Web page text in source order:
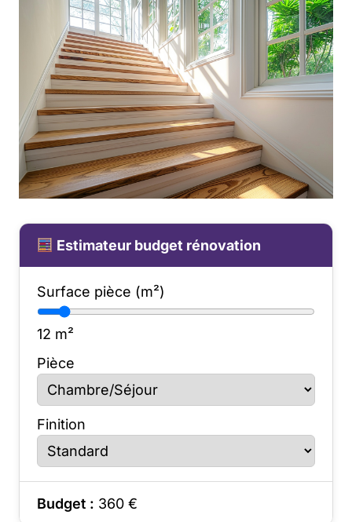
Estimateur budget rénovation
Surface pièce (m²)
12 m²
Pièce
Finition
Budget : 360 €